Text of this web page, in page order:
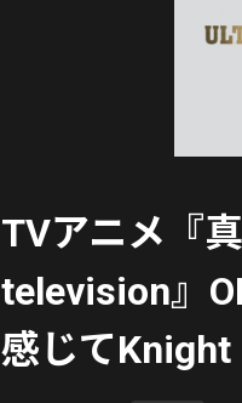
TVアニメ『
television』
感じてKnight